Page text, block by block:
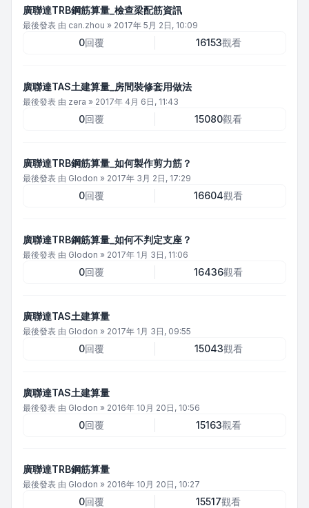
廣聯達TRB鋼筋算量_檢查梁配筋資訊
最後發表 由 can.zhou » 2017年 5月 2日, 10:09
0回覆 16153觀看
廣聯達TAS土建算量_房間裝修套用做法
最後發表 由 zera » 2017年 4月 6日, 11:43
0回覆 15080觀看
廣聯達TRB鋼筋算量_如何製作剪力筋？
最後發表 由 Glodon » 2017年 3月 2日, 17:29
0回覆 16604觀看
廣聯達TRB鋼筋算量_如何不判定支座？
最後發表 由 Glodon » 2017年 1月 3日, 11:06
0回覆 16436觀看
廣聯達TAS土建算量
最後發表 由 Glodon » 2017年 1月 3日, 09:55
0回覆 15043觀看
廣聯達TAS土建算量
最後發表 由 Glodon » 2016年 10月 20日, 10:56
0回覆 15163觀看
廣聯達TRB鋼筋算量
最後發表 由 Glodon » 2016年 10月 20日, 10:27
0回覆 15517觀看